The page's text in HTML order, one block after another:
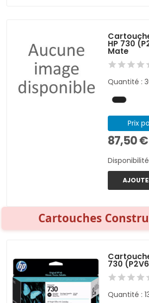
HP 730
Mate
Quantité :
Prix
87,50 €
Cartouches
730
Quantité :